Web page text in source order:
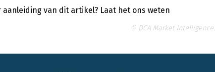
aanleiding van dit artikel? Laat het ons weten
© DCA Market Intelligence.